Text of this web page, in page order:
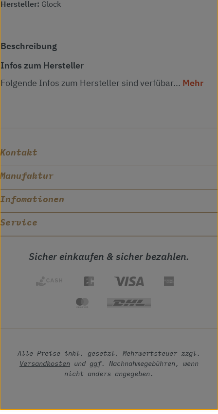
Hersteller: Glock
Beschreibung
Infos zum Hersteller
Folgende Infos zum Hersteller sind verfübar... Mehr
Kontakt
Manufaktur
Infomationen
Service
Sicher einkaufen & sicher bezahlen.
Alle Preise inkl. gesetzl. Mehrwertsteuer zzgl.
Versandkosten und ggf. Nachnahmegebühren, wenn
nicht anders angegeben.